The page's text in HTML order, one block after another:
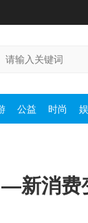
公益 时尚
新消费